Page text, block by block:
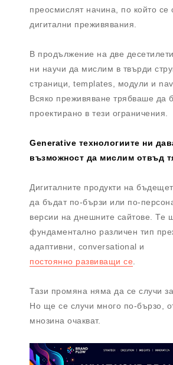
преосмислят начина, по който се
дигитални преживявания.
В продължение на две
ни научи да мислим в твърди
страници, templates, модули и
Всяко преживяване трябваше да
проектирано в тези ограничения.
Generative технологиите ни
възможност да мислим отвъд
Дигиталните продукти на
да бъдат по-бързи или по-
версии на днешните сайтове. Те
фундаментално различен тип
адаптивни, conversational и
постоянно развиващи се
Тази промяна няма да се случи
Но ще се случи много по-бързо,
мнозина очакват.